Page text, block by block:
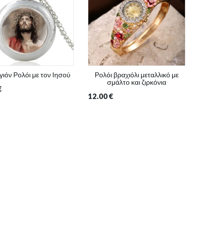
Ρολόι με τον Ιησού
Ρολόι βραχιόλι μεταλλικό με
σμάλτο και ζιρκόνια
12.00€